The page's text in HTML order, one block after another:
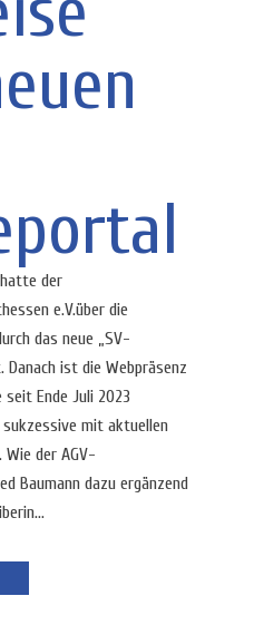
der
e.V.über die
das neue „SV-
ist die Webpräsenz
Ende Juli 2023
mit aktuellen
der AGV-
Baumann dazu ergänzend